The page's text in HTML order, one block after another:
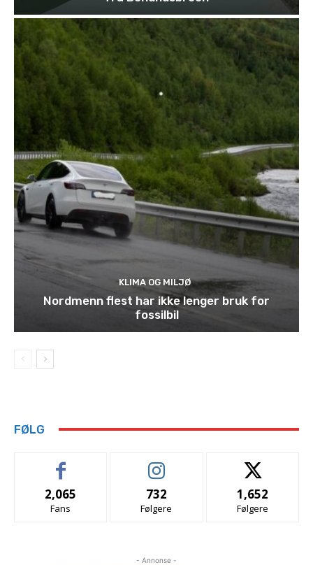
KLIMA OG MILJØ
Nordmenn flest har ikke lenger bruk for
fossilbil
FØLG
2,065
Fans
732
Følgere
1,652
Følgere
- Annonse -